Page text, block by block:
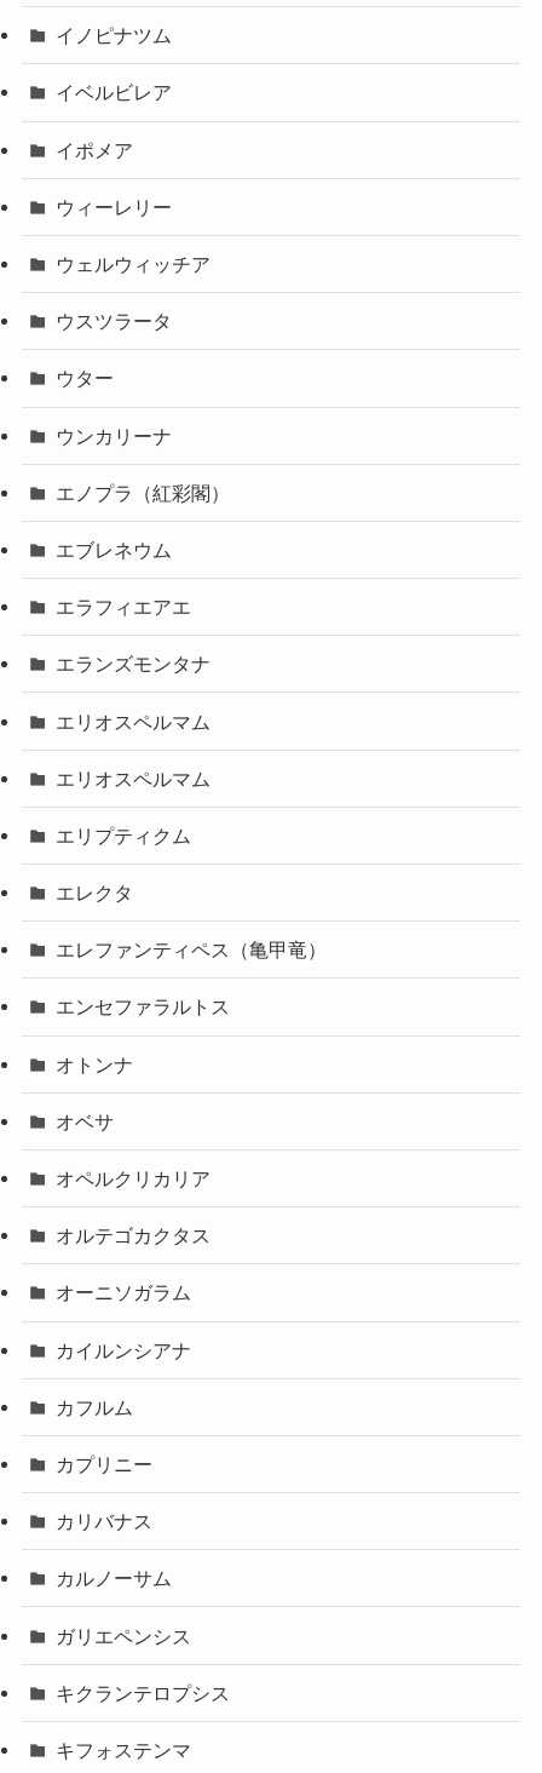
イノピナツム
イベルビレア
イポメア
ウィーレリー
ウェルウィッチア
ウスツラータ
ウター
ウンカリーナ
エノプラ（紅彩閣）
エブレネウム
エラフィエアエ
エランズモンタナ
エリオスペルマム
エリオスペルマム
エリプティクム
エレクタ
エレファンティペス（亀甲竜）
エンセファラルトス
オトンナ
オベサ
オペルクリカリア
オルテゴカクタス
オーニソガラム
カイルンシアナ
カフルム
カプリニー
カリバナス
カルノーサム
ガリエペンシス
キクランテロプシス
キフォステンマ